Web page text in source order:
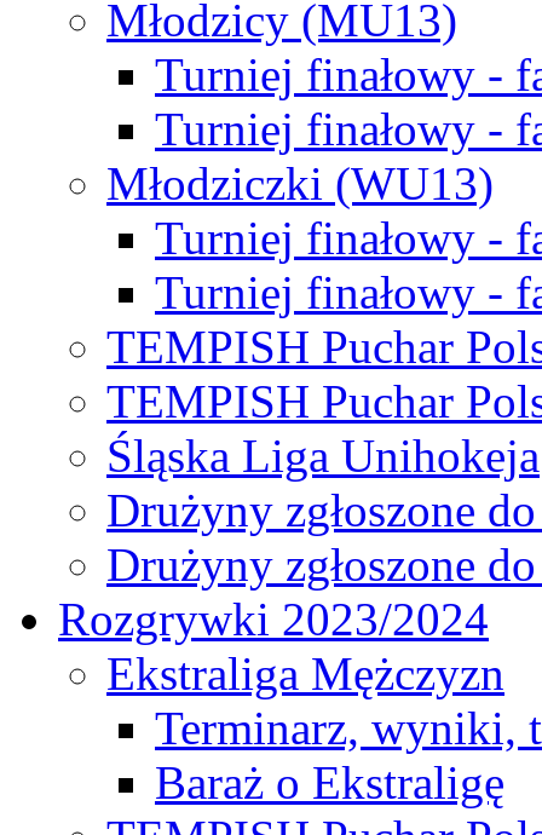
Młodzicy (MU13)
Turniej finałowy -
Turniej finałowy -
Młodziczki (WU13)
Turniej finałowy -
Turniej finałowy -
TEMPISH Puchar
TEMPISH Puchar
Śląska Liga Unihokeja
Drużyny zgłoszone
Drużyny zgłoszone
Rozgrywki 2023/2024
Ekstraliga Mężczyzn
Terminarz, wyniki,
Baraż o Ekstraligę